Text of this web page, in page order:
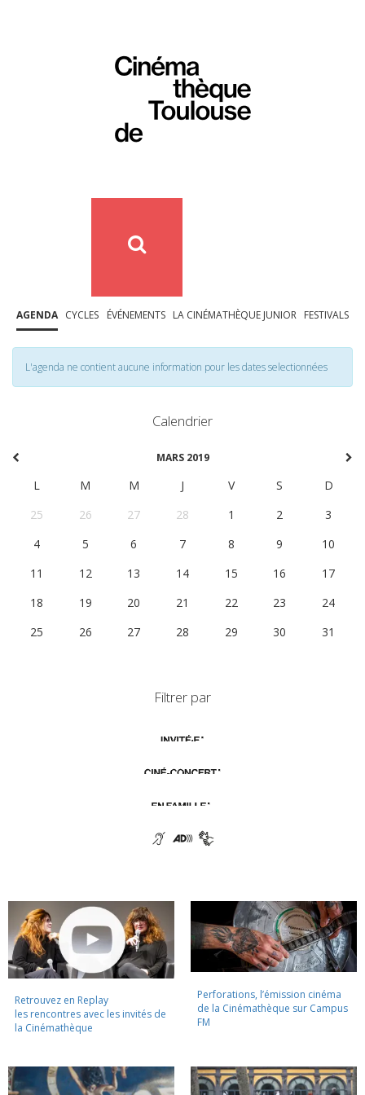
AGENDA CYCLES ÉVÉNEMENTS LA CINÉMATHÈQUE JUNIOR FESTIVALS
L'agenda ne contient aucune information pour les dates selectionnées
Calendrier
MARS 2019
L M M J V S
D
25
26 27 28 1 2
3
4
5 6 7 8 9
10
11
12 13 14 15 16
17
18
19 20 21 22 23
24
25
26 27 28 29 30 31
Filtrer par
Retrouvez en Replay
les rencontres avec les invités de
la Cinémathèque
Perforations, l’émission cinéma
de la Cinémathèque sur Campus
FM